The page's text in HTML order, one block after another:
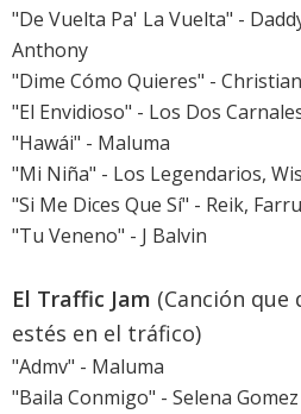
"De Vuelta Pa' La Vuelta" -
Anthony
"Dime Cómo Quieres" -
"El Envidioso" - Los Dos
"Hawái" - Maluma
"Mi Niña" - Los Legendarios,
"Si Me Dices Que Sí" - Reik,
"Tu Veneno" - J Balvin
El Traffic Jam (Canción
estés en el tráfico)
"Admv" - Maluma
"Baila Conmigo" - Selena